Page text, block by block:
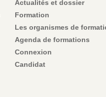
Actualités et dossier
Formation
Les organismes de
Agenda de formations
Connexion
Candidat